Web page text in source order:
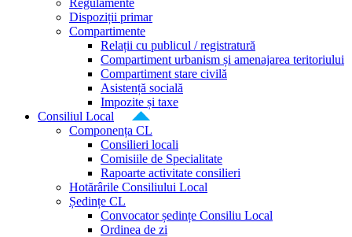
Regulamente
Dispoziții primar
Compartimente
Relații cu publicul / registratură
Compartiment urbanism și amenajarea teritoriului
Compartiment stare civilă
Asistență socială
Impozite și taxe
Consiliul Local
Componența CL
Consilieri locali
Comisiile de Specialitate
Rapoarte activitate consilieri
Hotărârile Consiliului Local
Ședințe CL
Convocator ședințe Consiliu Local
Ordinea de zi